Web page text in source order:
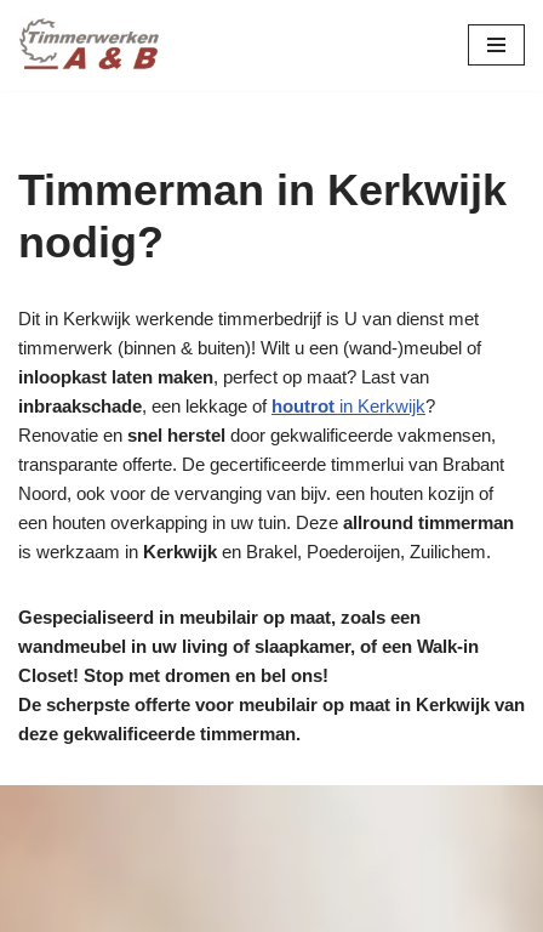
Ga
Timmerman in Kerkwijk
nodig?
Dit in Kerkwijk werkende timmerbedrijf is U van dienst met
timmerwerk (binnen & buiten)! Wilt u een (wand-)meubel of
inloopkast laten maken, perfect op maat? Last van
inbraakschade, een lekkage of houtrot in Kerkwijk?
Renovatie en snel herstel door gekwalificeerde vakmensen,
transparante offerte. De gecertificeerde timmerlui van Brabant
Noord, ook voor de vervanging van bijv. een houten kozijn of
een houten overkapping in uw tuin. Deze allround timmerman
is werkzaam in Kerkwijk en Brakel, Poederoijen, Zuilichem.
Gespecialiseerd in meubilair op maat, zoals een
wandmeubel in uw living of slaapkamer, of een Walk-in
Closet! Stop met dromen en bel ons!
De scherpste offerte voor meubilair op maat in Kerkwijk van
deze gekwalificeerde timmerman.